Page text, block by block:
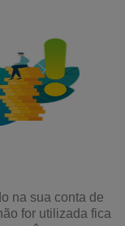
na sua conta de
for utilizada fica